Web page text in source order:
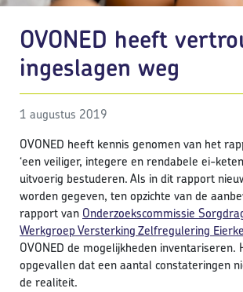
OVONED heeft
ingeslagen weg
1 augustus 2019
OVONED heeft kennis genomen van het
‘een veiliger, integere en rendabele ei-
uitvoerig bestuderen. Als in dit rapport
worden gegeven, ten opzichte van de
rapport van Onderzoekscommissie
Werkgroep Versterking Zelfregulering
OVONED de mogelijkheden inventariseren.
opgevallen dat een aantal constateringen
de realiteit.